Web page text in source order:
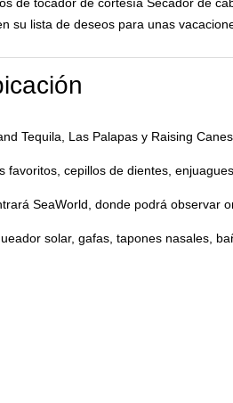
su lista de deseos para unas
Tequila, Las Palapas y Raising
cepillos de dientes,
SeaWorld, donde podrá observar
solar, gafas, tapones nasales,